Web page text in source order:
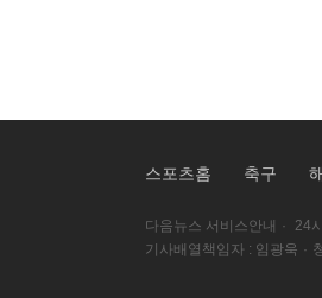
스포츠홈 축구
다음뉴스 서비스안내 · 24
기사배열책임자 : 임광욱 ·